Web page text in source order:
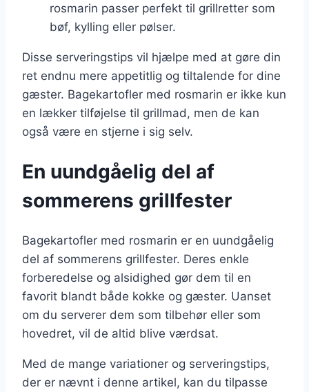
rosmarin passer perfekt til grillretter som
bøf, kylling eller pølser.
Disse serveringstips vil hjælpe med at gøre din
ret endnu mere appetitlig og tiltalende for dine
gæster. Bagekartofler med rosmarin er ikke kun
en lækker tilføjelse til grillmad, men de kan
også være en stjerne i sig selv.
En uundgåelig del af
sommerens grillfester
Bagekartofler med rosmarin er en uundgåelig
del af sommerens grillfester. Deres enkle
forberedelse og alsidighed gør dem til en
favorit blandt både kokke og gæster. Uanset
om du serverer dem som tilbehør eller som
hovedret, vil de altid blive værdsat.
Med de mange variationer og serveringstips,
der er nævnt i denne artikel, kan du tilpasse